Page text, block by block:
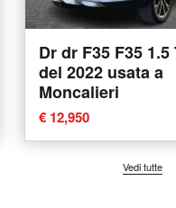
Dr dr F35 F35
del 2022 usata a
Moncalieri
€ 12,950
Vedi tutte